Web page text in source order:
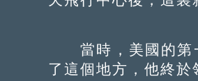
當時，美國的第一
了這個地方，他終於